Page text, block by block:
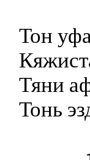
Тон
Тяни
Тонь